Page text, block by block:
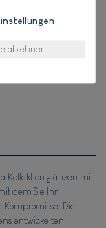
Kollektion glänzen mit
dem Sie Ihr
Kompromisse. Die
entwickelten
ablehnen